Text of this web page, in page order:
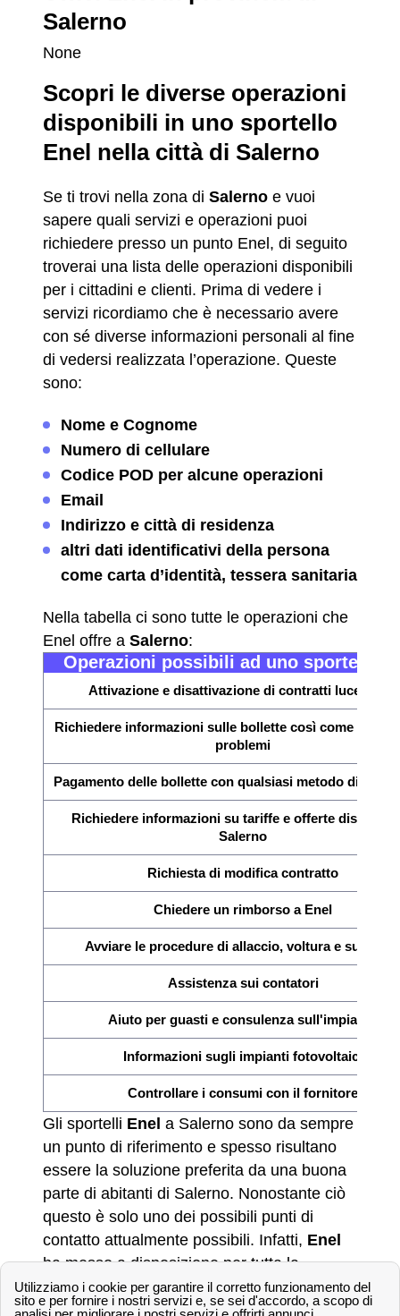
Salerno
None
Scopri le diverse operazioni
disponibili in uno sportello
Enel nella città di Salerno
Se ti trovi nella zona di Salerno e vuoi
sapere quali servizi e operazioni puoi
richiedere presso un punto Enel, di seguito
troverai una lista delle operazioni disponibili
per i cittadini e clienti. Prima di vedere i
servizi ricordiamo che è necessario avere
con sé diverse informazioni personali al fine
di vedersi realizzata l’operazione. Queste
sono:
Nome e Cognome
Numero di cellulare
Codice POD per alcune operazioni
Email
Indirizzo e città di residenza
altri dati identificativi della persona
come carta d’identità, tessera sanitaria
Nella tabella ci sono tutte le operazioni che
Enel offre a Salerno:
Operazioni possibili ad uno sportello
Attivazione e disattivazione di contratti luce e gas
Richiedere informazioni sulle bollette così come la
problemi
Pagamento delle bollette con qualsiasi metodo di
Richiedere informazioni su tariffe e offerte
Salerno
Richiesta di modifica contratto
Chiedere un rimborso a Enel
Avviare le procedure di allaccio, voltura e subentro
Assistenza sui contatori
Aiuto per guasti e consulenza sull'impianto
Informazioni sugli impianti fotovoltaici
Controllare i consumi con il fornitore
Gli sportelli Enel a Salerno sono da sempre
un punto di riferimento e spesso risultano
essere la soluzione preferita da una buona
parte di abitanti di Salerno. Nonostante ciò
questo è solo uno dei possibili punti di
contatto attualmente possibili. Infatti, Enel
ha messo a disposizione per tutta la
penisola italiana e quindi anche per gli
abitanti della provincia diSAulteriori